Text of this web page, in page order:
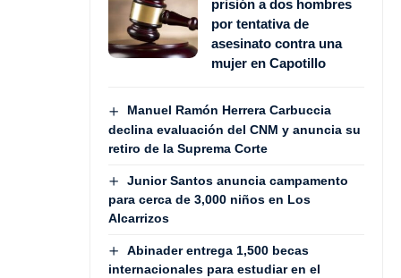
prisión a dos hombres
por tentativa de
asesinato contra una
mujer en Capotillo
Manuel Ramón Herrera Carbuccia
declina evaluación del CNM y anuncia su
retiro de la Suprema Corte
Junior Santos anuncia campamento
para cerca de 3,000 niños en Los
Alcarrizos
Abinader entrega 1,500 becas
internacionales para estudiar en el